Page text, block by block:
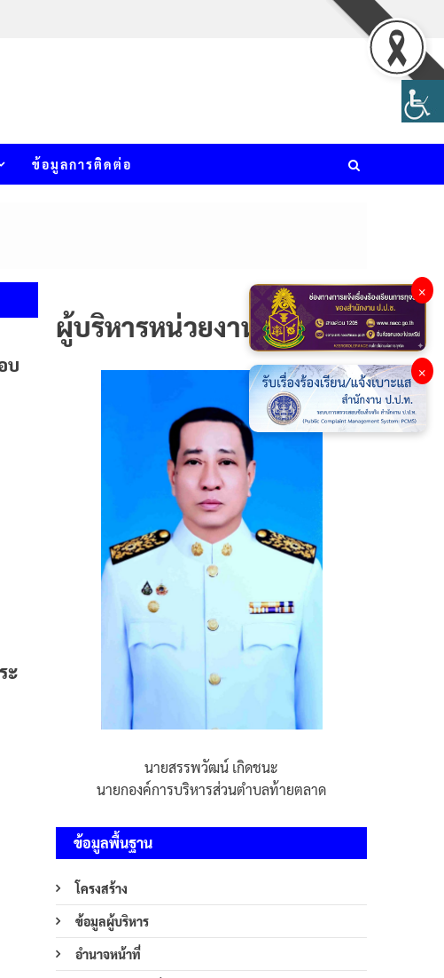
ข้อมูลการติดต่อ
บ
ะ
ผู้บริหารหน่วยงาน
นายสรรพวัฒน์ เกิดชนะ
นายกองค์การบริหารส่วนตำบลท้ายตลาด
ข้อมูลพื้นฐาน
โครงสร้าง
ข้อมูลผู้บริหาร
อำนาจหน้าที่
×
×